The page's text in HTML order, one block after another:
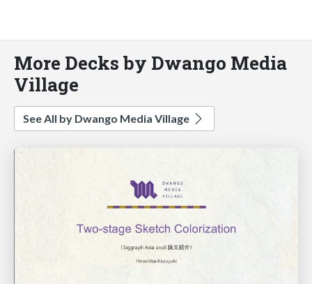
More Decks by Dwango Media
Village
See All by Dwango Media Village